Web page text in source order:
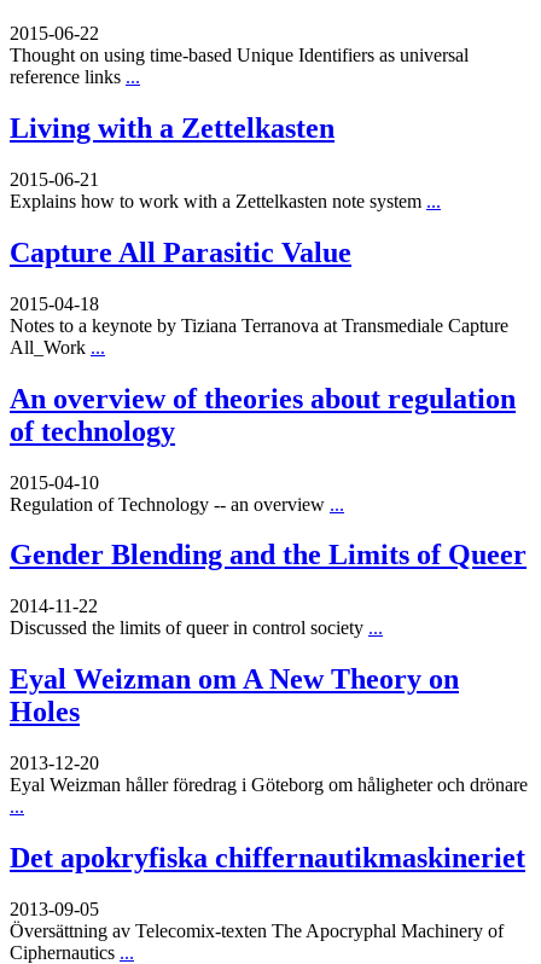
2015-06-22
Thought on using time-based Unique Identifiers as universal
reference links ...
Living with a Zettelkasten
2015-06-21
Explains how to work with a Zettelkasten note system ...
Capture All Parasitic Value
2015-04-18
Notes to a keynote by Tiziana Terranova at Transmediale Capture
All_Work ...
An overview of theories about regulation
of technology
2015-04-10
Regulation of Technology -- an overview ...
Gender Blending and the Limits of Queer
2014-11-22
Discussed the limits of queer in control society ...
Eyal Weizman om A New Theory on
Holes
2013-12-20
Eyal Weizman håller föredrag i Göteborg om håligheter och drönare
...
Det apokryfiska chiffernautikmaskineriet
2013-09-05
Översättning av Telecomix-texten The Apocryphal Machinery of
Ciphernautics ...